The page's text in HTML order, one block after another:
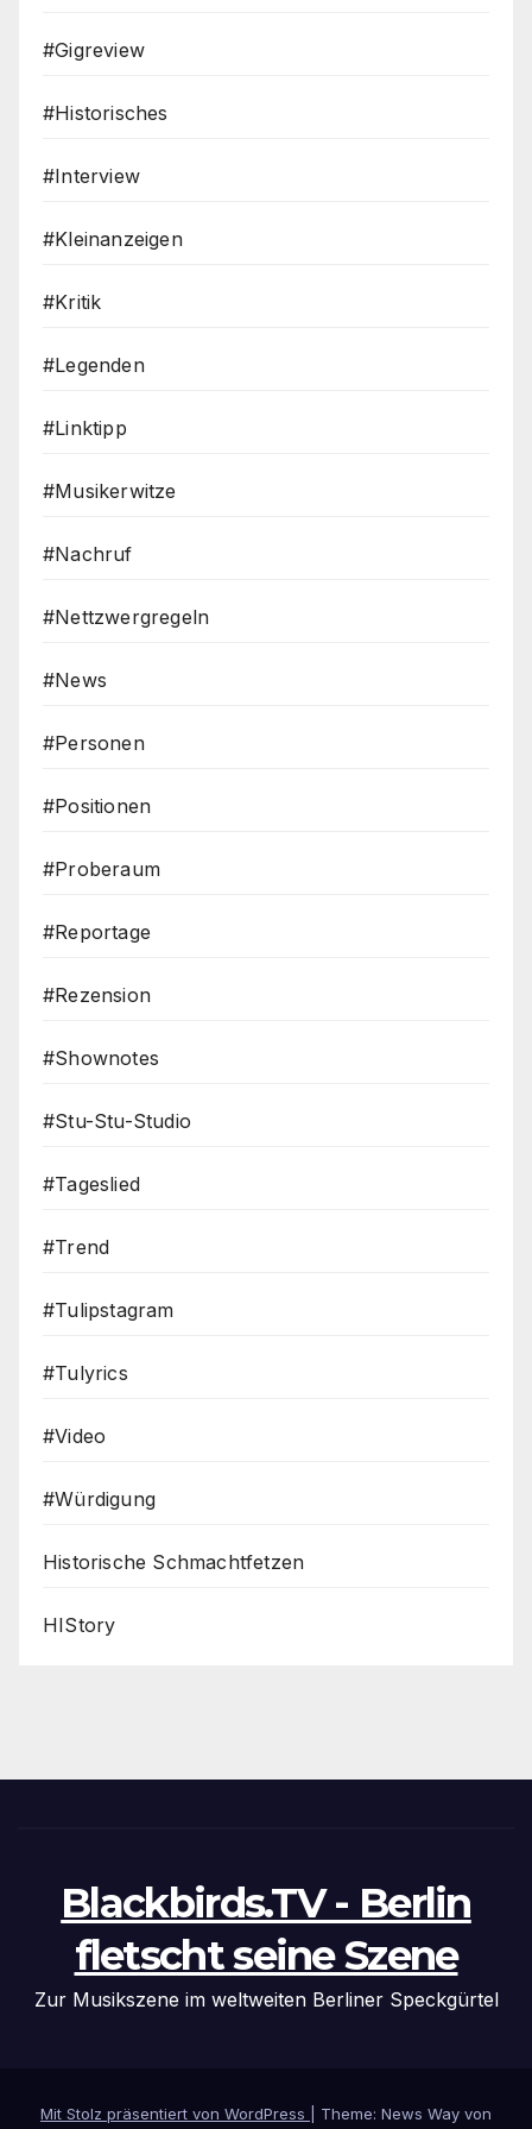
#Gigreview
#Historisches
#Interview
#Kleinanzeigen
#Kritik
#Legenden
#Linktipp
#Musikerwitze
#Nachruf
#Nettzwergregeln
#News
#Personen
#Positionen
#Proberaum
#Reportage
#Rezension
#Shownotes
#Stu-Stu-Studio
#Tageslied
#Trend
#Tulipstagram
#Tulyrics
#Video
#Würdigung
Historische Schmachtfetzen
HIStory
Blackbirds.TV - Berlin
fletscht seine Szene
Zur Musikszene im weltweiten Berliner Speckgürtel
Mit Stolz präsentiert von WordPress Theme: News Way von